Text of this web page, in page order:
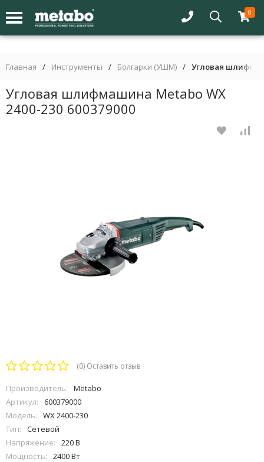
0
Главная / Инструменты / Болгарки (УШМ) / Угловая
Угловая шлифмашина Metabo WX
2400-230 600379000
(0) Оставить отзыв
Производитель:
Metabo
Артикул:
600379000
Модель:
WX 2400-230
Тип:
Сетевой
Напряжение:
220 В
Мощность:
2400 Вт